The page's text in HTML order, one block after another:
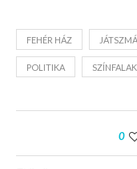
FEHÉR HÁZ
POLITIKA
0